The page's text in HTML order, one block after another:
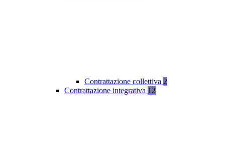
Contrattazione collettiva 2
Contrattazione integrativa 12